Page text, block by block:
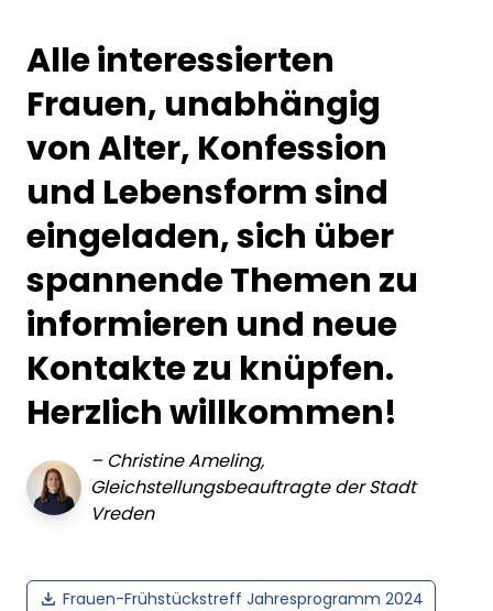
Alle interessierten
Frauen, unabhängig
von Alter, Konfession
und Lebensform sind
eingeladen, sich über
spannende Themen zu
informieren und neue
Kontakte zu knüpfen.
Herzlich willkommen!
– Christine Ameling,
Gleichstellungsbeauftragte der Stadt
Vreden
Frauen-Frühstückstreff Jahresprogramm 2024